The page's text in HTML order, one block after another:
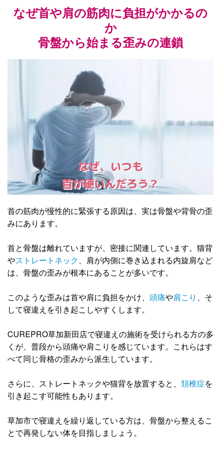
なぜ首や肩の筋肉に負担がかかるの
か
骨盤から始まる歪みの連鎖
なぜ、いつも
首が硬いんだろう？
首の筋肉が慢性的に緊張する原因は、実は骨盤や背骨の歪
みにあります。
首と骨盤は離れていますが、密接に関連しています。猫背
やストレートネック、肩が内側に巻き込まれる内旋肩など
は、骨盤の歪みが根本にあることが多いです。
このような歪みは首や肩に負担をかけ、 頭痛や肩こり 、そ
して寝違えを引き起こしやすくします。
CUREPRO草加新田店で寝違えの施術を受けられる方の多
くが、普段から頭痛や肩こりを感じています。これらはす
べて同じ骨格の歪みから派生しています。
さらに、ストレートネックや猫背を放置すると、 頚椎症を
引き起こす可能性もあります。
草加市で寝違えを繰り返している方は、骨盤から整えるこ
とで再発しない体を目指しましょう。